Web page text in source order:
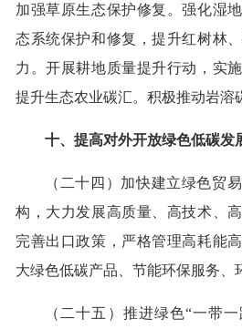
加强草原生态保护修复。强化湿
态系统保护和修复，提升红树林
力。开展耕地质量提升行动，实
提升生态农业碳汇。积极推动岩溶
十、提高对外开放绿色低碳发
（二十四）加快建立绿色贸
构，大力发展高质量、高技术、
完善出口政策，严格管理高耗能
大绿色低碳产品、节能环保服务、
（二十五）推进绿色“一带